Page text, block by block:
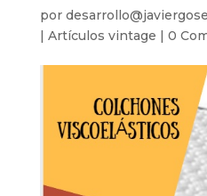
por
| Artículos vintage | 0